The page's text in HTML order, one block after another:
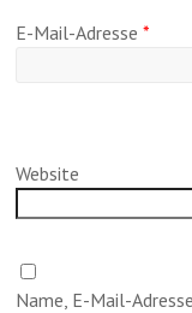
E-Mail-Adresse*
Website
Name, E-Mail-